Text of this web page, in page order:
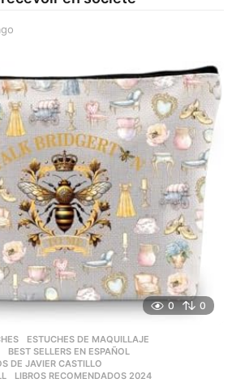
o
s
a
g
o
0 0
,ESTUCHES DE MAQUILLAJE
BEST SELLERS EN ESPAÑOL
DE JAVIER CASTILLO
,LIBROS RECOMENDADOS 2024